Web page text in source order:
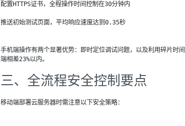
配置HTTPS证书，全程操作时间控制在30分钟内
推送初始测试页面，平均响应速度达到0.35秒
手机端操作有两个显著优势：即时定位调试问题，以及利用碎片时
端相差23%以内。
三、全流程安全控制要点
移动端部署云服务器时需注意以下安全策略：